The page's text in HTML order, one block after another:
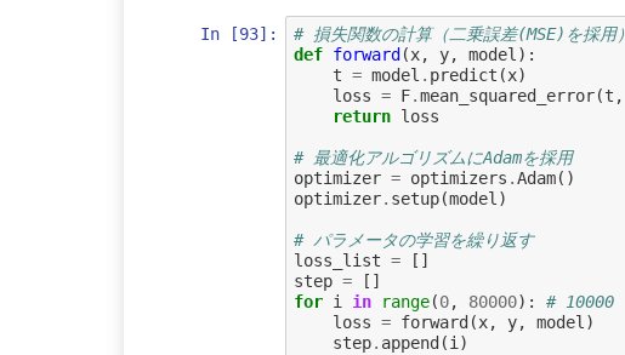
In [93]:
# 損失関数の計算（二乗誤差(MSE)を採用）
def forward (x, y, model ):
t = model . predict (x)
loss = F.mean_squared_error(t ,
return loss
# 最適化アルゴリズムにAdamを採用
optimizer = optimizers .Adam()
optimizer. setup(model )
# パラメータの学習を繰り返す
loss_list =
[]
step =
[]
for i in range(0, 80000):
# 10000
loss = forward (x, y, model )
step. append (i )